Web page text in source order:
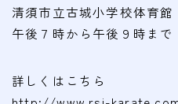
道場について
指導部紹介
清須市立古城小学校体育館
午後７時から午後９時まで
詳しくはこちら